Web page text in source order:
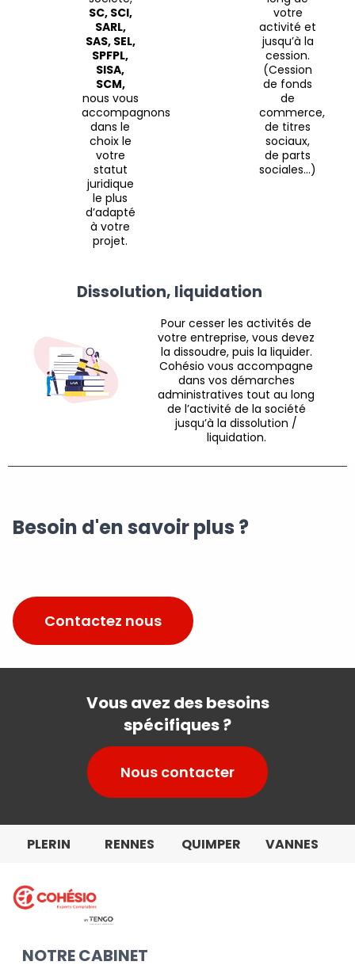
SC, SCI,
SARL,
SAS, SEL,
SPFPL,
SISA,
SCM,
nous vous
accompagnons
dans le
choix le
votre
statut
juridique
le plus
d’adapté
à votre
projet.
votre
activité et
jusqu’à la
cession.
(Cession
de fonds
de
commerce,
de titres
sociaux,
de parts
sociales…)
Dissolution, liquidation
Pour cesser les activités de
votre entreprise, vous devez
la dissoudre, puis la liquider.
Cohésio vous accompagne
dans vos démarches
administratives tout au long
de l’activité de la société
jusqu’à la dissolution /
liquidation.
Besoin d'en savoir plus ?
Contactez nous
Vous avez des besoins
spécifiques ?
Nous contacter
PLERIN RENNES QUIMPER VANNES
NOTRE CABINET